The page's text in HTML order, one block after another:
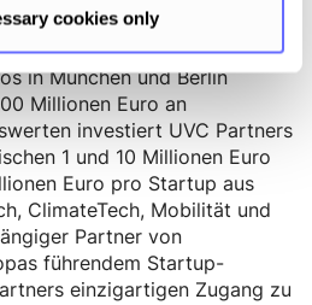
cookies only
Venture-Capital-
B2B-Tech-Startups
in München und Berlin
Millionen Euro an
investiert UVC Partners
1 und 10 Millionen Euro
Euro pro Startup aus
ClimateTech, Mobilität und
Partner von
führendem Startup-
einzigartigen Zugang zu